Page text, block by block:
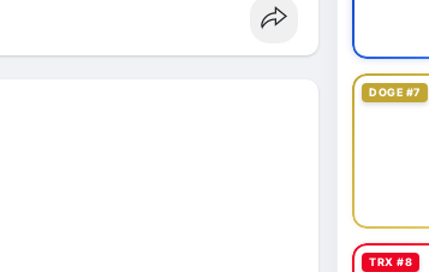
DOGE #7
TRX #8